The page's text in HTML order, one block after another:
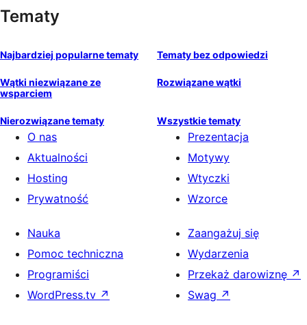
Tematy
Najbardziej popularne tematy Tematy bez odpowiedzi
Wątki niezwiązane ze
wsparciem
Rozwiązane wątki
Nierozwiązane tematy Wszystkie tematy
O nas
Aktualności
Hosting
Prywatność
Prezentacja
Motywy
Wtyczki
Wzorce
Nauka
Pomoc techniczna
Programiści
WordPress.tv ↗
Zaangażuj się
Wydarzenia
Przekaż darowiznę ↗
Swag ↗